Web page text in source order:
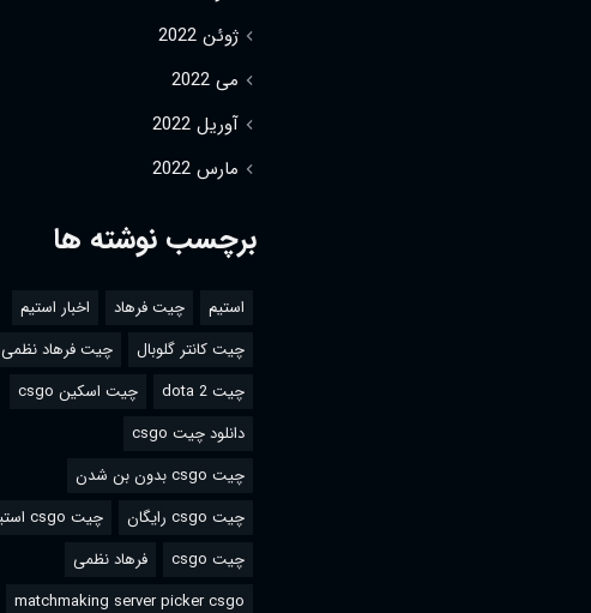
ژوئن 2022
می 2022
آوریل 2022
مارس 2022
برچسب نوشته ها
استیم چیت فرهاد
اخبار استیم
چیت کانتر گلوبال
چیت فرهاد نظمی
چیت dota 2
چیت اسکین csgo
دانلود چیت csgo
چیت csgo بدون بن شدن
چیت csgo رایگان
چیت csgo استیم
چیت csgo
فرهاد نظمی
matchmaking server picker csgo